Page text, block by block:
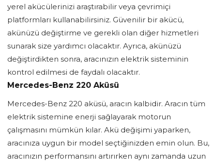
yerel akücülerinizi araştırabilir veya çevrimiçi
platformları kullanabilirsiniz. Güvenilir bir akücü,
akünüzü değiştirme ve gerekli olan diğer hizmetleri
sunarak size yardımcı olacaktır. Ayrıca, akünüzü
değiştirdikten sonra, aracınızın elektrik sisteminin
kontrol edilmesi de faydalı olacaktır.
Mercedes-Benz 220 Aküsü
Mercedes-Benz 220 aküsü, aracın kalbidir. Aracın tüm
elektrik sistemine enerji sağlayarak motorun
çalışmasını mümkün kılar. Akü değişimi yaparken,
aracınıza uygun bir model seçtiğinizden emin olun. Bu,
aracınızın performansını artırırken aynı zamanda uzun